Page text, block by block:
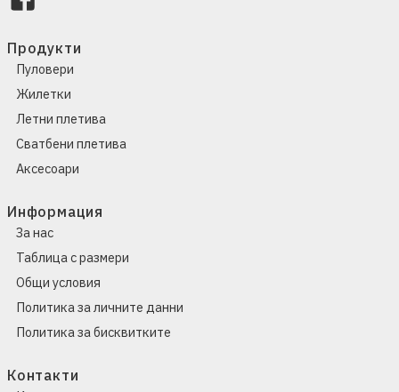
Продукти
Пуловери
Жилетки
Летни плетива
Сватбени плетива
Аксесоари
Информация
За нас
Таблица с размери
Общи условия
Политика за личните данни
Политика за бисквитките
Контакти